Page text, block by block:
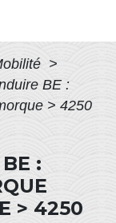
>
BE :
> 4250
:
> 4250